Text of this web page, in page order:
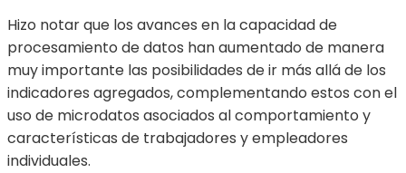
Hizo notar que los avances en la capacidad de
procesamiento de datos han aumentado de manera
muy importante las posibilidades de ir más allá de los
indicadores agregados, complementando estos con el
uso de microdatos asociados al comportamiento y
características de trabajadores y empleadores
individuales.